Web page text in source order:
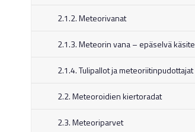
2.1.2. Meteorivanat
2.1.3. Meteorin vana – epäselvä käsite
2.1.4. Tulipallot ja meteoriitinpudottajat
2.2. Meteoroidien kiertoradat
2.3. Meteoriparvet